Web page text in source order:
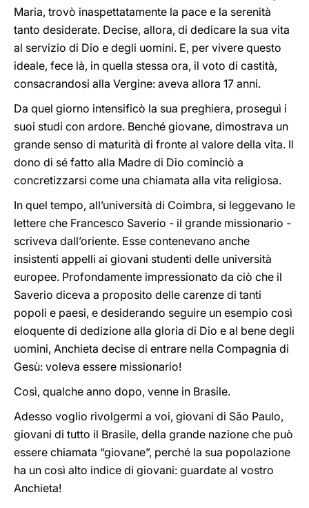
Maria, trovò inaspettatamente la pace e la serenità
tanto desiderate. Decise, allora, di dedicare la sua vita
al servizio di Dio e degli uomini. E, per vivere questo
ideale, fece là, in quella stessa ora, il voto di castità,
consacrandosi alla Vergine: aveva allora 17 anni.
Da quel giorno intensificò la sua preghiera, proseguì i
suoi studi con ardore. Benché giovane, dimostrava un
grande senso di maturità di fronte al valore della vita. Il
dono di sé fatto alla Madre di Dio cominciò a
concretizzarsi come una chiamata alla vita religiosa.
In quel tempo, all’università di Coimbra, si leggevano le
lettere che Francesco Saverio - il grande missionario -
scriveva dall’oriente. Esse contenevano anche
insistenti appelli ai giovani studenti delle università
europee. Profondamente impressionato da ciò che il
Saverio diceva a proposito delle carenze di tanti
popoli e paesi, e desiderando seguire un esempio così
eloquente di dedizione alla gloria di Dio e al bene degli
uomini, Anchieta decise di entrare nella Compagnia di
Gesù: voleva essere missionario!
Così, qualche anno dopo, venne in Brasile.
Adesso voglio rivolgermi a voi, giovani di São Paulo,
giovani di tutto il Brasile, della grande nazione che può
essere chiamata “giovane”, perché la sua popolazione
ha un così alto indice di giovani: guardate al vostro
Anchieta!